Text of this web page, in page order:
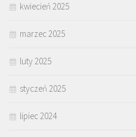
kwiecień 2025
marzec 2025
luty 2025
styczeń 2025
lipiec 2024